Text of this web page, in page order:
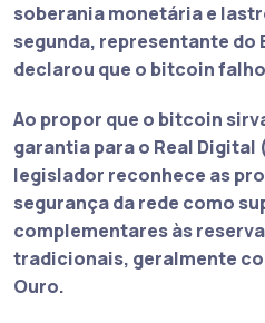
soberania monetária e
segunda, representante do
declarou que o bitcoin
Ao propor que o bitcoin
garantia para o Real Digital
legislador reconhece as
segurança da rede como
complementares às
tradicionais, geralmente
Ouro.